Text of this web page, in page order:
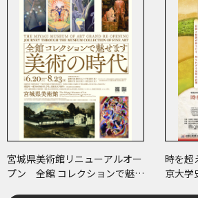
宮城県美術館リニューアルオー
プン 全館 コレクションで魅せ
時を超
京大学